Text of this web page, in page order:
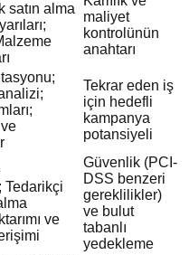
satın alma
maliyet
kontrolünün
anahtarı
Tekrar eden iş
için hedefli
kampanya
potansiyeli
Tedarikçi
ve
Güvenlik (PCI-
DSS benzeri
gereklilikler)
ve bulut
tabanlı
yedekleme